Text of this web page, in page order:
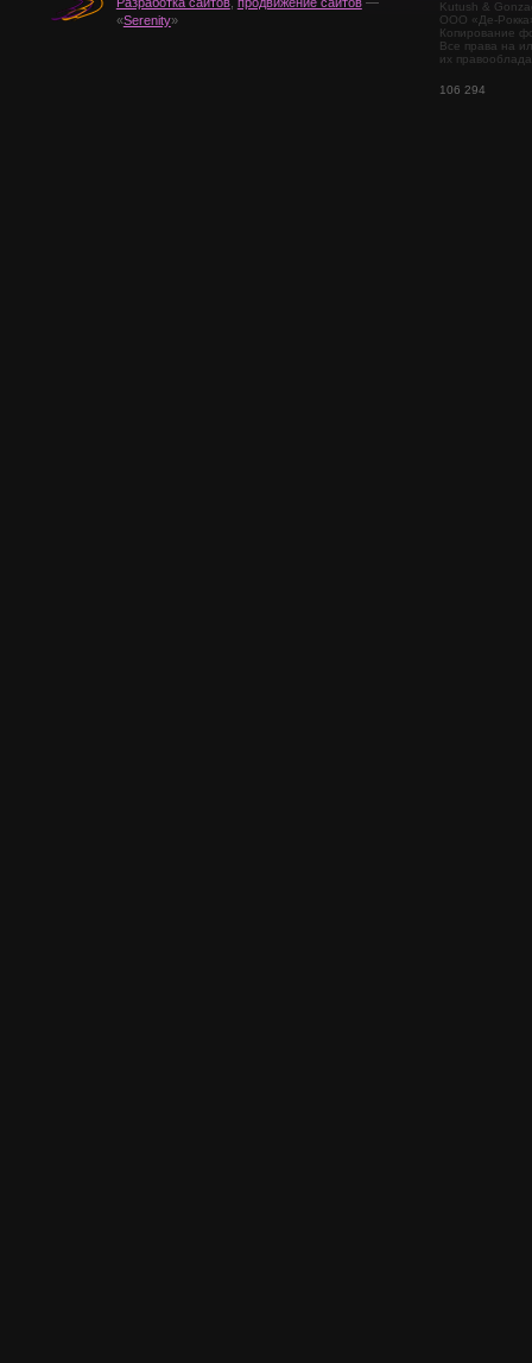
«Serenity»
Kutush &
ООО «Де-
Копирование
Все права на
их
106 294